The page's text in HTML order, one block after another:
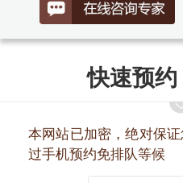
快速预
本网站已加密，绝对保
过手机预约免排队等候